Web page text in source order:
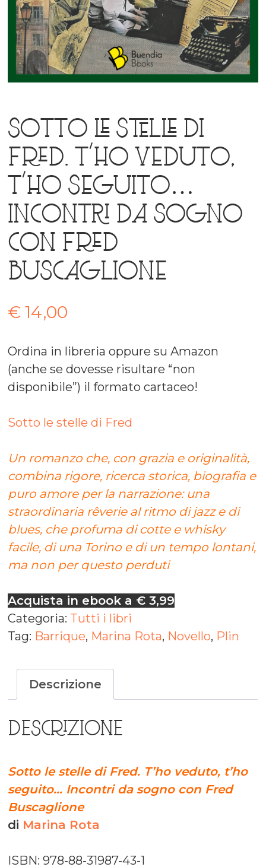
Sotto le stelle di
Fred. T’ho veduto,
t’ho seguito…
Incontri da sogno
con Fred
Buscaglione
€ 14,00
Ordina in libreria oppure su Amazon
(anche se dovesse risultare “non
disponibile”) il formato cartaceo!
Sotto le stelle di Fred
Un romanzo che, con grazia e originalità,
combina rigore, ricerca storica, biografia e
puro amore per la narrazione: una
straordinaria rêverie al ritmo di jazz e di
blues, che profuma di cotte e whisky
facile, di una Torino e di un tempo lontani,
ma non per questo perduti
Acquista in ebook a € 3,99
Categoria: Tutti i libri
Tag: Barrique, Marina Rota, Novello, Plin
Descrizione
DESCRIZIONE
Sotto le stelle di Fred. T’ho veduto, t’ho
seguito… Incontri da sogno con Fred
Buscaglione
di Marina Rota
ISBN: 978-88-31987-43-1